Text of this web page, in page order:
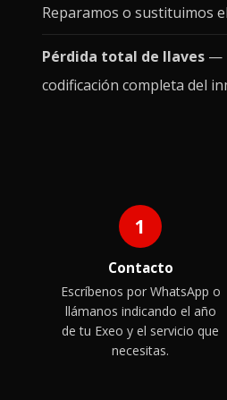
Reparamos o sustituimos
Pérdida total de llaves —
codificación completa del
1
Contacto
Escríbenos por WhatsApp o
llámanos indicando el año
de tu Exeo y el servicio que
necesitas.